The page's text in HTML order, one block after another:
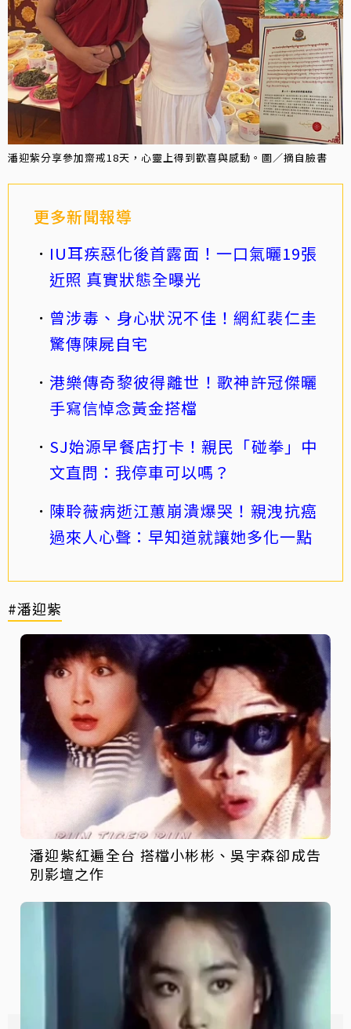
潘迎紫分享參加齋戒18天，心靈上得到歡喜與感動。圖／摘自臉書
更多新聞報導
IU耳疾惡化後首露面！一口氣曬19張
近照 真實狀態全曝光
曾涉毒、身心狀況不佳！網紅裴仁圭
驚傳陳屍自宅
港樂傳奇黎彼得離世！歌神許冠傑曬
手寫信悼念黃金搭檔
SJ始源早餐店打卡！親民「碰拳」中
文直問：我停車可以嗎？
陳聆薇病逝江蕙崩潰爆哭！親洩抗癌
過來人心聲：早知道就讓她多化一點
#潘迎紫
潘迎紫紅遍全台 搭檔小彬彬、吳宇森卻成告
別影壇之作